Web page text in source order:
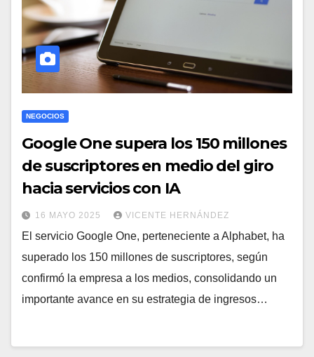
NEGOCIOS
Google One supera los 150 millones
de suscriptores en medio del giro
hacia servicios con IA
16 MAYO 2025 VICENTE HERNÁNDEZ
El servicio Google One, perteneciente a Alphabet, ha
superado los 150 millones de suscriptores, según
confirmó la empresa a los medios, consolidando un
importante avance en su estrategia de ingresos…